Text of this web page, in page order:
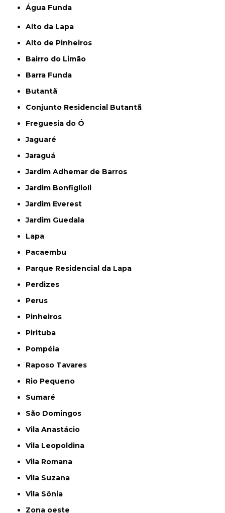
Água Funda
Alto da Lapa
Alto de Pinheiros
Bairro do Limão
Barra Funda
Butantã
Conjunto Residencial Butantã
Freguesia do Ó
Jaguaré
Jaraguá
Jardim Adhemar de Barros
Jardim Bonfiglioli
Jardim Everest
Jardim Guedala
Lapa
Pacaembu
Parque Residencial da Lapa
Perdizes
Perus
Pinheiros
Pirituba
Pompéia
Raposo Tavares
Rio Pequeno
Sumaré
São Domingos
Vila Anastácio
Vila Leopoldina
Vila Romana
Vila Suzana
Vila Sônia
Zona oeste